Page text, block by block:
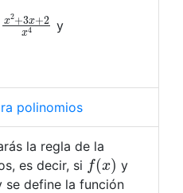
+3 x+ 2 y
polinomios
la regla de la
es decir, si f(x ) y
se define la función